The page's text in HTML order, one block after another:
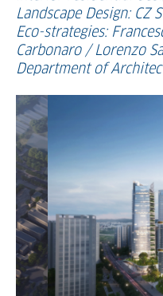
Landscape Design: CZ
Eco-strategies:
Carbonaro / Lorenzo
Department of